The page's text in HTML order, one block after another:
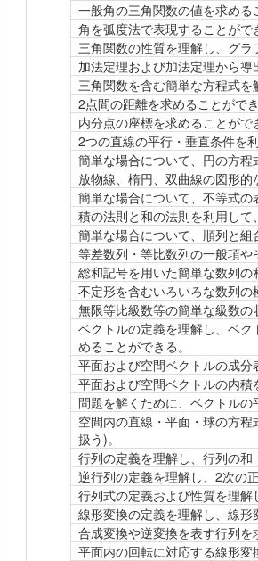
一般角の三角関数の値を求める
角を弧度法で表現することがで
三角関数の性質を理解し、グ
加法定理および加法定理から
三角関数を含む簡単な方程式
2点間の距離を求めることがで
内分点の座標を求めることがで
2つの直線の平行・垂直条件を
簡単な場合について、円の方
放物線、楕円、双曲線の図形
簡単な場合について、不等式
積の法則と和の法則を利用し
簡単な場合について、順列と
等差数列・等比数列の一般項
総和記号を用いた簡単な数列
不定形を含むいろいろな数列
無限等比級数等の簡単な級数
ベクトルの定義を理解し、ベ
めることができる。
平面および空間ベクトルの成
平面および空間ベクトルの内
問題を解くために、ベクトル
空間内の直線・平面・球の方
扱う)。
行列の定義を理解し、行列の
逆行列の定義を理解し、2次の
行列式の定義および性質を理
線形変換の定義を理解し、線
合成変換や逆変換を表す行列
平面内の回転に対応する線形